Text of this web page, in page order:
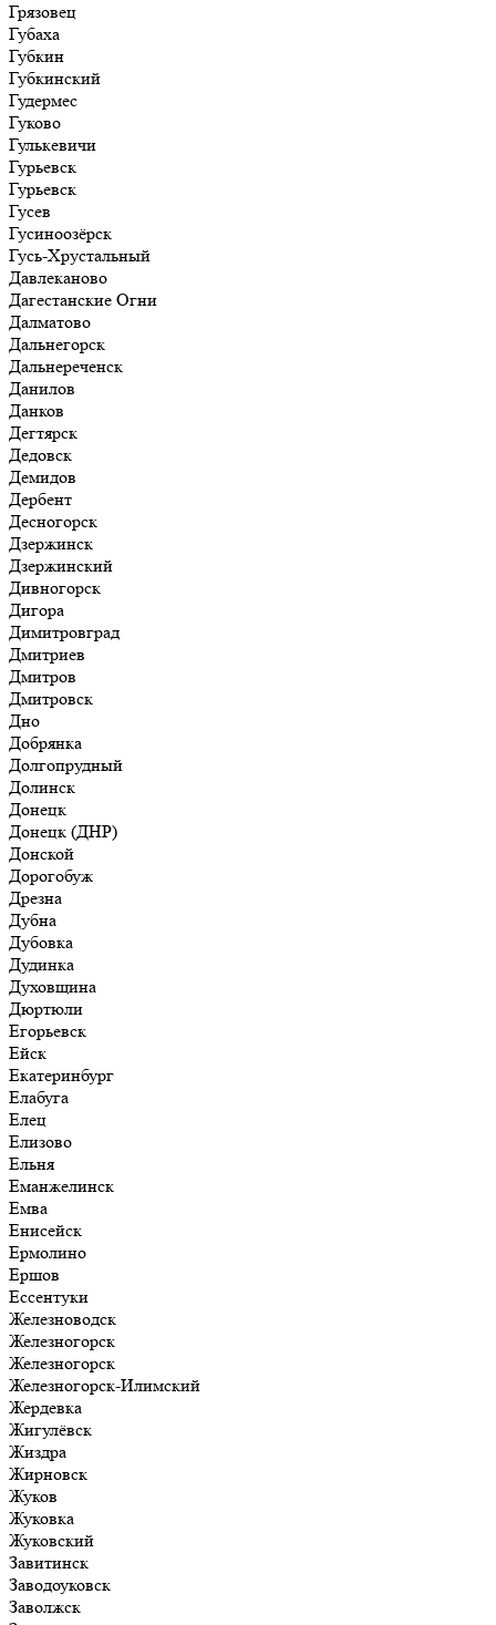
Грязовец
Губаха
Губкин
Губкинский
Гудермес
Гуково
Гулькевичи
Гурьевск
Гурьевск
Гусев
Гусиноозёрск
Гусь-Хрустальный
Давлеканово
Дагестанские Огни
Далматово
Дальнегорск
Дальнереченск
Данилов
Данков
Дегтярск
Дедовск
Демидов
Дербент
Десногорск
Дзержинск
Дзержинский
Дивногорск
Дигора
Димитровград
Дмитриев
Дмитров
Дмитровск
Дно
Добрянка
Долгопрудный
Долинск
Донецк
Донецк (ДНР)
Донской
Дорогобуж
Дрезна
Дубна
Дубовка
Дудинка
Духовщина
Дюртюли
Егорьевск
Ейск
Екатеринбург
Елабуга
Елец
Елизово
Ельня
Еманжелинск
Емва
Енисейск
Ермолино
Ершов
Ессентуки
Железноводск
Железногорск
Железногорск
Железногорск-Илимский
Жердевка
Жигулёвск
Жиздра
Жирновск
Жуков
Жуковка
Жуковский
Завитинск
Заводоуковск
Заволжск